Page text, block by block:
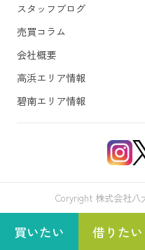
スタッフブログ
売買コラム
会社概要
高浜エリア情報
碧南エリア情報
Coryright 株式会社八
買いたい 借りたい